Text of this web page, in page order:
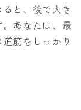
と、後で大き
あなたは、最
筋をしっかり